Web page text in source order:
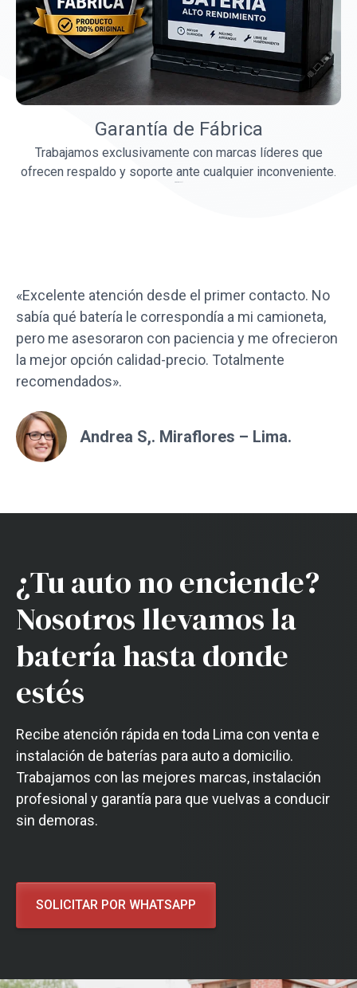
Garantía de Fábrica
Trabajamos exclusivamente con marcas líderes que
ofrecen respaldo y soporte ante cualquier inconveniente.
«Excelente atención desde el primer contacto. No
sabía qué batería le correspondía a mi camioneta,
pero me asesoraron con paciencia y me ofrecieron
la mejor opción calidad-precio. Totalmente
recomendados».
Andrea S,. Miraflores – Lima.
¿Tu auto no enciende?
Nosotros llevamos la
batería hasta donde
estés
Recibe atención rápida en toda Lima con venta e
instalación de baterías para auto a domicilio.
Trabajamos con las mejores marcas, instalación
profesional y garantía para que vuelvas a conducir
sin demoras.
SOLICITAR POR WHATSAPP